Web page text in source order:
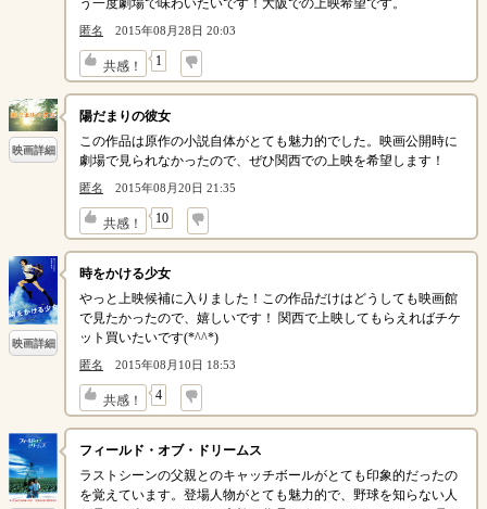
う一度劇場で味わいたいです！大阪での上映希望です。
匿名 2015年08月28日 20:03
共感！ 1
↓
映画詳細
陽だまりの彼女
この作品は原作の小説自体がとても魅力的でした。映画公開時に
劇場で見られなかったので、ぜひ関西での上映を希望します！
匿名 2015年08月20日 21:35
共感！ 10
↓
映画詳細
時をかける少女
やっと上映候補に入りました！この作品だけはどうしても映画館
で見たかったので、嬉しいです！ 関西で上映してもらえればチケ
ット買いたいです(*^^*)
匿名 2015年08月10日 18:53
共感！ 4
↓
フィールド・オブ・ドリームス
ラストシーンの父親とのキャッチボールがとても印象的だったの
を覚えています。登場人物がとても魅力的で、野球を知らない人